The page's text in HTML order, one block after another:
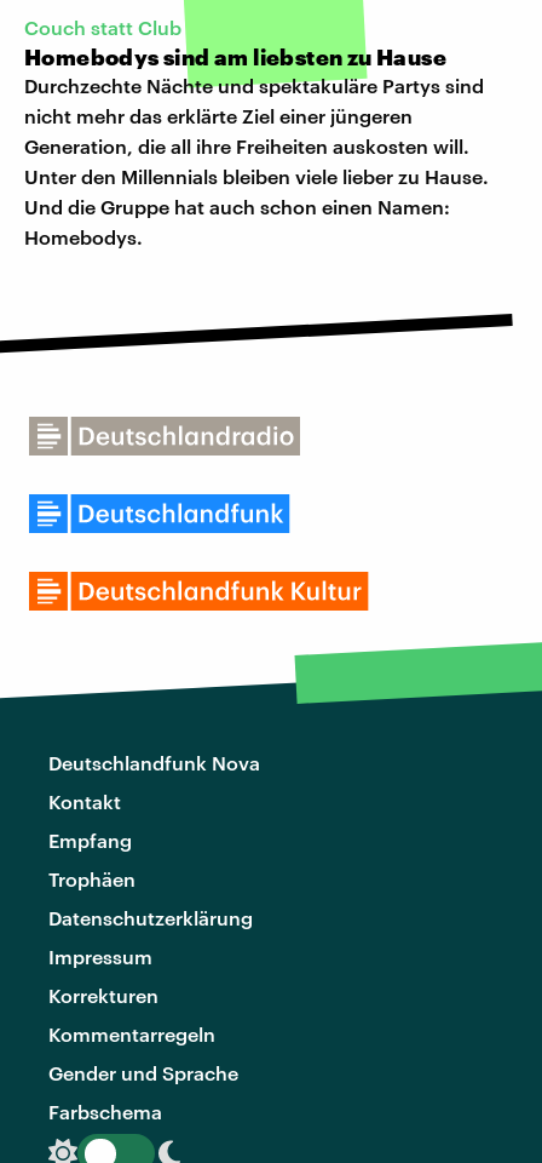
Couch statt Club
Homebodys sind am liebsten zu Hause
Durchzechte Nächte und spektakuläre Partys sind
nicht mehr das erklärte Ziel einer jüngeren
Generation, die all ihre Freiheiten auskosten will.
Unter den Millennials bleiben viele lieber zu Hause.
Und die Gruppe hat auch schon einen Namen:
Homebodys.
Deutschlandfunk Nova
Kontakt
Empfang
Trophäen
Datenschutzerklärung
Impressum
Korrekturen
Kommentarregeln
Gender und Sprache
Farbschema